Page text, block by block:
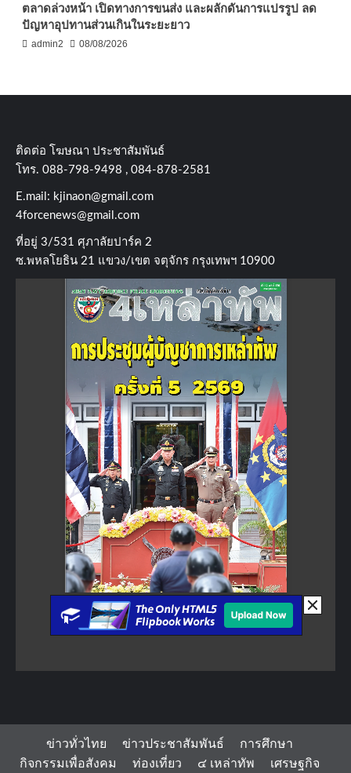
ตลาดล่วงหน้า เปิดทางการขนส่ง และผลักดันการแปรรูป ลด
ปัญหาอุปทานส่วนเกินในระยะยาว
admin2 08/08/2026
ติดต่อ​ โฆษณา​ ประชาสัมพันธ์
โทร​. 088-798-9498 , 084-878-2581
E.mail: kjinaon@gmail.com
4forcenews@gmail.com
ที่อยู่​ 3/531​ ศุภาลัยปาร์ค​ 2
ซ.พหลโยธิน​ 21​ แขวง/เขต​ จตุจักร​ กรุงเทพฯ 10900
ข่าวทั่วไทย ข่าวประชาสัมพันธ์
การศึกษา
กิจกรรมเพื่อสังคม
ท่องเที่ยว ๔ เหล่าทัพ เศรษฐกิจ